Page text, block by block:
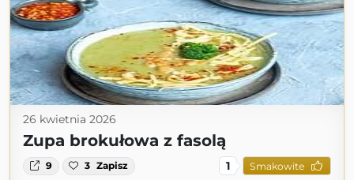
26 kwietnia 2026
Zupa brokułowa z fasolą
9 3 Zapisz 1 Smakowite